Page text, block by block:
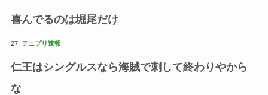
喜んでるのは堀尾だけ
27: テニプリ速報
仁王はシングルスなら海賊で刺して終わりやから
な